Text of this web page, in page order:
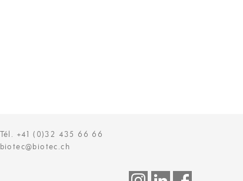
Tél. +41 (0)32 435 66 66
biotec@biotec.ch